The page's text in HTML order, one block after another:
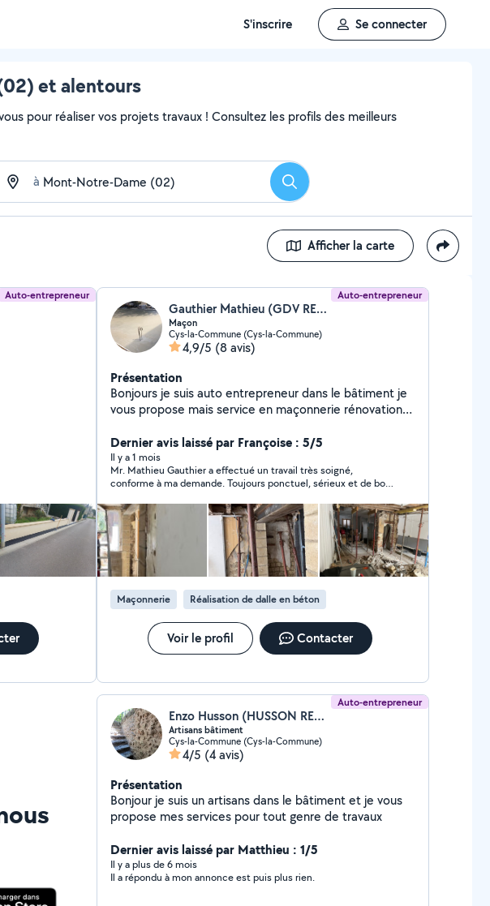
S'inscrire Se connecter
et alentours
pour réaliser vos projets travaux ! Consultez les profils des meilleurs
à Rechercher
Afficher la carte
Auto-entrepreneur Auto-entrepreneur
Gauthier Mathieu (GDV RENOVATION)
Maçon
Cys-la-Commune (Cys-la-Commune)
4,9/5 (8 avis)
Présentation
Bonjours je suis auto entrepreneur dans le bâtiment je
vous propose mais service en maçonnerie rénovation
Dernier avis laissé par Françoise : 5/5
Il y a 1 mois
Mr. Mathieu Gauthier a effectué un travail très soigné,
conforme à ma demande. Toujours ponctuel, sérieux et de bon
pleinement satisfaite de sa prestation et le recommandé sans
hésitation.
Maçonnerie Réalisation de dalle en béton
Voir le profil Contacter
Auto-entrepreneur
Enzo Husson (HUSSON RENOVATION)
Artisans bâtiment
Cys-la-Commune (Cys-la-Commune)
4/5 (4 avis)
Présentation
Bonjour je suis un artisans dans le bâtiment et je vous
propose mes services pour tout genre de travaux
Dernier avis laissé par Matthieu : 1/5
Il y a plus de 6 mois
Il a répondu à mon annonce est puis plus rien.